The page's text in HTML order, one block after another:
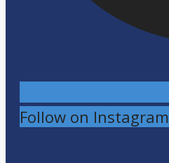
Follow on Instagram